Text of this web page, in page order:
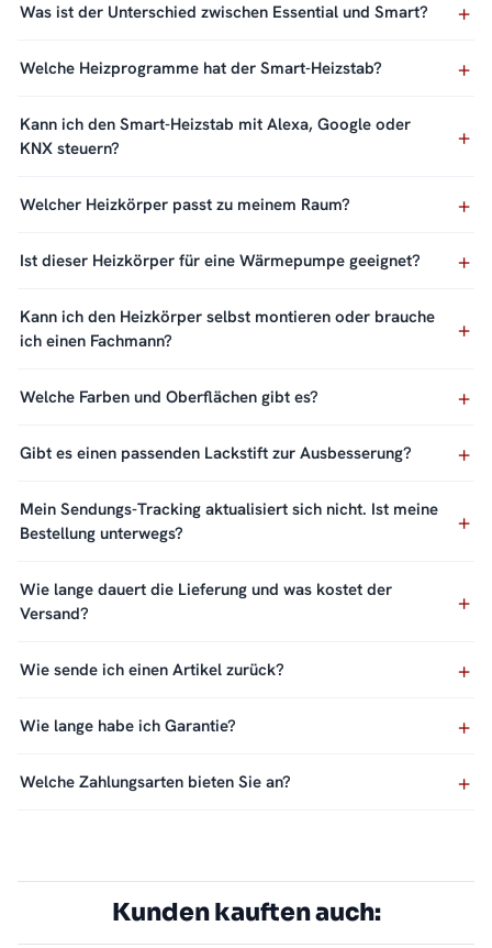
Was ist der Unterschied zwischen Essential und Smart?
Welche Heizprogramme hat der Smart-Heizstab?
Kann ich den Smart-Heizstab mit Alexa, Google oder
KNX steuern?
Welcher Heizkörper passt zu meinem Raum?
Ist dieser Heizkörper für eine Wärmepumpe geeignet?
Kann ich den Heizkörper selbst montieren oder brauche
ich einen Fachmann?
Welche Farben und Oberflächen gibt es?
Gibt es einen passenden Lackstift zur Ausbesserung?
Mein Sendungs-Tracking aktualisiert sich nicht. Ist meine
Bestellung unterwegs?
Wie lange dauert die Lieferung und was kostet der
Versand?
Wie sende ich einen Artikel zurück?
Wie lange habe ich Garantie?
Welche Zahlungsarten bieten Sie an?
Kunden kauften auch: